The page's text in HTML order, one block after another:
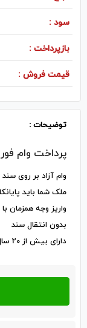
سود :
بازپرداخت :
قیمت فروش :
توضیحات :
پرداخت وام
وام آزاد بر روی
ملک شما باید
واریز وجه همزمان
بدون انتقال سند
دارای بیش از 20 سال سابقه